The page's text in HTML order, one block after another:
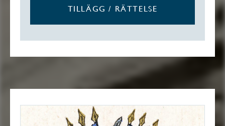
TILLÄGG / RÄTTELSE